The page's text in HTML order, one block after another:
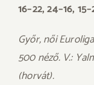
16–22, 24–16,
Győr, női
500 néző. V.:
(horvát).